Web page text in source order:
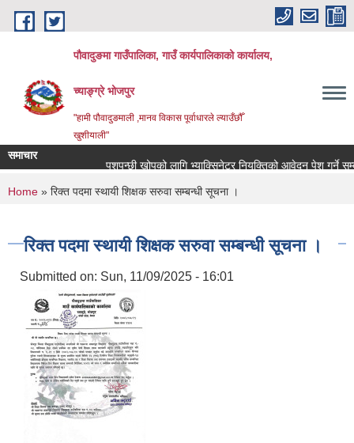
Skip to main content
पौवादुङमा गाउँपालिका, गाउँ कार्यपालिकाको कार्यालय,
च्याङ्ग्रे भोजपुर
"हामी पौवादुङमाली ,मानव विकास पूर्वाधारले ल्याउँछौँ
खुशीयाली"
समाचार
पशुपन्छी खोपको लागि भ्याक्सिनेटर नियुक्तिको आवेदन पेश गर्ने
You are here
Home » रिक्त पदमा स्थायी शिक्षक सरुवा सम्बन्धी सूचना ।
रिक्त पदमा स्थायी शिक्षक सरुवा सम्बन्धी सूचना ।
Submitted on: Sun, 11/09/2025 - 16:01